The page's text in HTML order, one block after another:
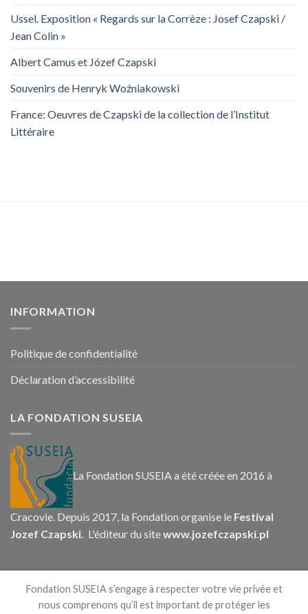
Ussel. Exposition « Regards sur la Corrèze : Josef Czapski /
Jean Colin »
Albert Camus et Józef Czapski
Souvenirs de Henryk Woźniakowski
France: Oeuvres de Czapski de la collection de l’Institut
Littéraire
INFORMATION
Politique de confidentialité
Déclaration d’accessibilité
LA FONDATION SUSEIA
La Fondation SUSEIA a été créée en 2016 à
Cracovie. Depuis 2017, la Fondation organise le Festival
Jozef Czapski. L'éditeur du sitewww.jozefczapski.pl
CONTACT
Fondation SUSEIA s’engage à respecter votre vie privée et
nous comprenons qu’il est important de protéger les